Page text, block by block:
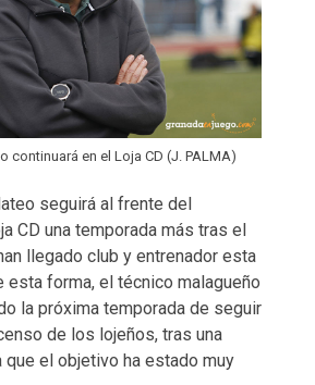
continuará en el Loja CD (J. PALMA)
seguirá al frente del
CD una temporada más tras el
llegado club y entrenador esta
esta forma, el técnico malagueño
la próxima temporada de seguir
de los lojeños, tras una
que el objetivo ha estado muy